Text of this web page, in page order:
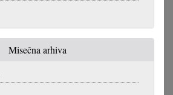
Misečna arhiva